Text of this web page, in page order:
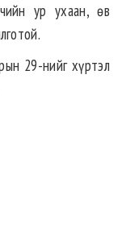
ур ухаан, өв
29-нийг хүртэл